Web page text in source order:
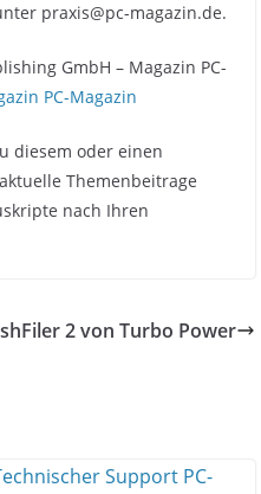
praxis@pc-magazin.de.
GmbH – Magazin PC-
PC-Magazin
diesem oder einen
Themenbeitrage
nach Ihren
2 von Turbo Power